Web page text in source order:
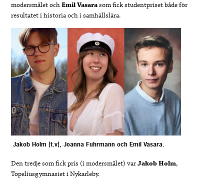
modersmålet ochEmil Vasarasom fick studentpriset både för
resultatet i historia och i samhällslära.
Jakob Holm (t.v), Joanna Fuhrmann och Emil Vasara.
Den tredje som fick pris (i modersmålet) varJakob Holm,
Topeliusgymnasiet i Nykarleby.